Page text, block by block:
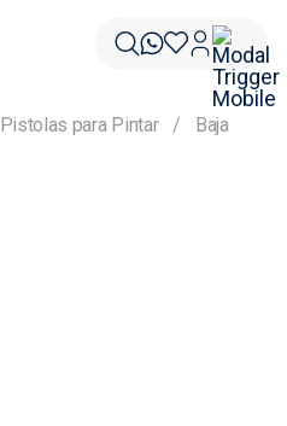
Pistolas para Pintar Baja